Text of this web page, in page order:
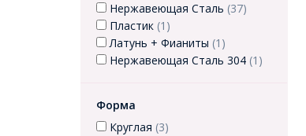
Нержавеющая Сталь (37)
Пластик (1)
Латунь + Фианиты (1)
Нержавеющая Сталь 304 (1)
Форма
Круглая (3)